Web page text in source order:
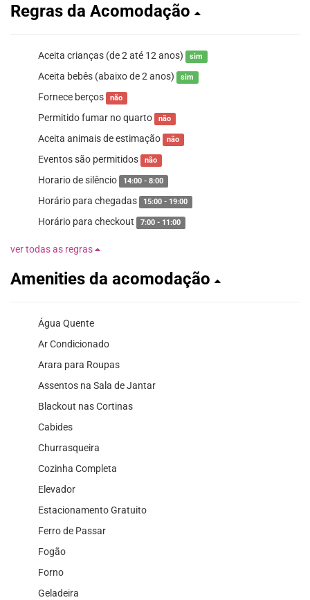
Regras da Acomodação
Aceita crianças (de 2 até 12 anos) sim
Aceita bebês (abaixo de 2 anos) sim
Fornece berços não
Permitido fumar no quarto não
Aceita animais de estimação não
Eventos são permitidos não
Horario de silêncio 14:00 - 8:00
Horário para chegadas 15:00 - 19:00
Horário para checkout 7:00 - 11:00
ver todas as regras
Amenities da acomodação
Água Quente
Ar Condicionado
Arara para Roupas
Assentos na Sala de Jantar
Blackout nas Cortinas
Cabides
Churrasqueira
Cozinha Completa
Elevador
Estacionamento Gratuito
Ferro de Passar
Fogão
Forno
Geladeira